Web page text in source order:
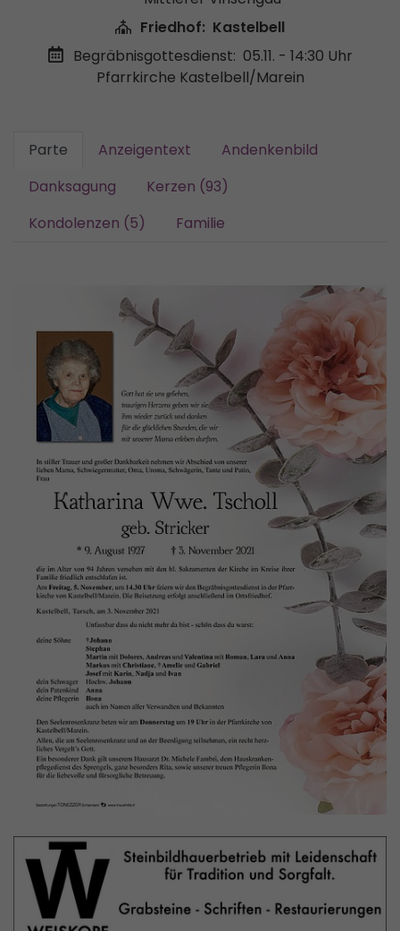
Friedhof: Kastelbell
Begräbnisgottesdienst: 05.11. - 14:30 Uhr
Pfarrkirche Kastelbell/Marein
Parte Anzeigentext
Andenkenbild
Danksagung
Kerzen (93)
Kondolenzen (5)
Familie